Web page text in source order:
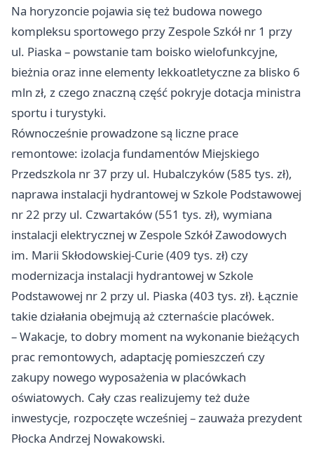
Na horyzoncie pojawia się też budowa nowego
kompleksu sportowego przy Zespole Szkół nr 1 przy
ul. Piaska – powstanie tam boisko wielofunkcyjne,
bieżnia oraz inne elementy lekkoatletyczne za blisko 6
mln zł, z czego znaczną część pokryje dotacja ministra
sportu i turystyki.
Równocześnie prowadzone są liczne prace
remontowe: izolacja fundamentów Miejskiego
Przedszkola nr 37 przy ul. Hubalczyków (585 tys. zł),
naprawa instalacji hydrantowej w Szkole Podstawowej
nr 22 przy ul. Czwartaków (551 tys. zł), wymiana
instalacji elektrycznej w Zespole Szkół Zawodowych
im. Marii Skłodowskiej-Curie (409 tys. zł) czy
modernizacja instalacji hydrantowej w Szkole
Podstawowej nr 2 przy ul. Piaska (403 tys. zł). Łącznie
takie działania obejmują aż czternaście placówek.
– Wakacje, to dobry moment na wykonanie bieżących
prac remontowych, adaptację pomieszczeń czy
zakupy nowego wyposażenia w placówkach
oświatowych. Cały czas realizujemy też duże
inwestycje, rozpoczęte wcześniej – zauważa prezydent
Płocka Andrzej Nowakowski.